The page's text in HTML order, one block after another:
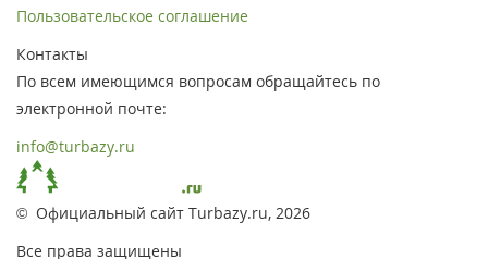
Пользовательское соглашение
Контакты
По всем имеющимся вопросам обращайтесь по
электронной почте:
info@turbazy.ru
© Официальный сайт Turbazy.ru, 2026
Все права защищены